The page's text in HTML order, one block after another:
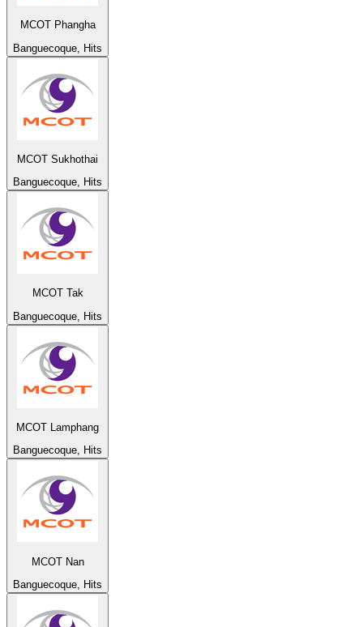
MCOT Phangha
Banguecoque, Hits
MCOT Sukhothai
Banguecoque, Hits
MCOT Tak
Banguecoque, Hits
MCOT Lamphang
Banguecoque, Hits
MCOT Nan
Banguecoque, Hits